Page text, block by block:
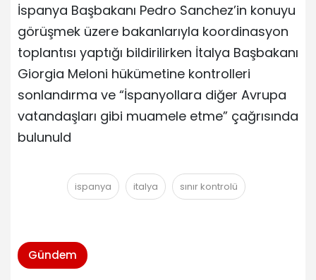
İspanya Başbakanı Pedro Sanchez’in konuyu
görüşmek üzere bakanlarıyla koordinasyon
toplantısı yaptığı bildirilirken İtalya Başbakanı
Giorgia Meloni hükümetine kontrolleri
sonlandırma ve “İspanyollara diğer Avrupa
vatandaşları gibi muamele etme” çağrısında
bulunuld
ispanya italya sınır kontrolü
Gündem